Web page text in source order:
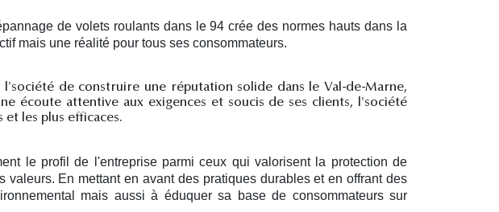
de volets roulants dans le 94 crée des normes hauts dans la
mais une réalité pour tous ses consommateurs.
de construire une réputation solide dans le Val-de-Marne,
écoute attentive aux exigences et soucis de ses clients, l'société
les plus efficaces.
le profil de l'entreprise parmi ceux qui valorisent la protection de
En mettant en avant des pratiques durables et en offrant des
mais aussi à éduquer sa base de consommateurs sur